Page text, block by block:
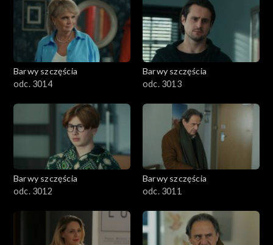
Barwy szczęścia
odc. 3014
Barwy szczęścia
odc. 3013
Barwy szczęścia
odc. 3012
Barwy szczęścia
odc. 3011